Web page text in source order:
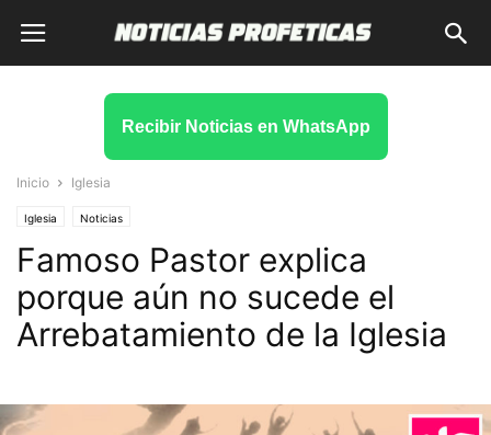
Recibir Noticias en WhatsApp
Inicio Iglesia
Iglesia Noticias
Famoso Pastor explica
porque aún no sucede el
Arrebatamiento de la Iglesia